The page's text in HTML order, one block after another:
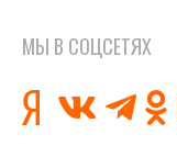
МЫ В СОЦСЕТЯХ